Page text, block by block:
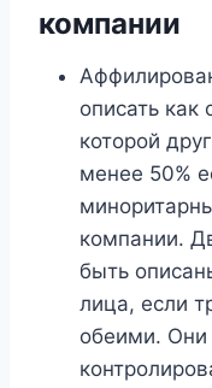
компании
описать
которой
менее 50%
компании.
быть
лица, если
обеими.